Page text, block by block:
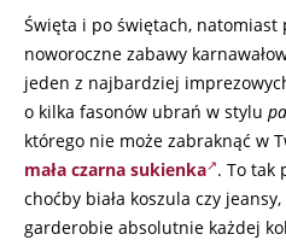
Święta i po świętach,
noworoczne zabawy
jeden z najbardziej
o kilka fasonów ubrań w stylu
którego nie może zabraknąć w
mała czarna sukienka . To tak
choćby biała koszula czy
garderobie absolutnie każdej